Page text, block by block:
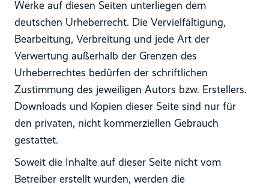
Werke auf diesen Seiten unterliegen dem
deutschen Urheberrecht. Die Vervielfältigung,
Bearbeitung, Verbreitung und jede Art der
Verwertung außerhalb der Grenzen des
Urheberrechtes bedürfen der schriftlichen
Zustimmung des jeweiligen Autors bzw. Erstellers.
Downloads und Kopien dieser Seite sind nur für
den privaten, nicht kommerziellen Gebrauch
gestattet.
Soweit die Inhalte auf dieser Seite nicht vom
Betreiber erstellt wurden, werden die